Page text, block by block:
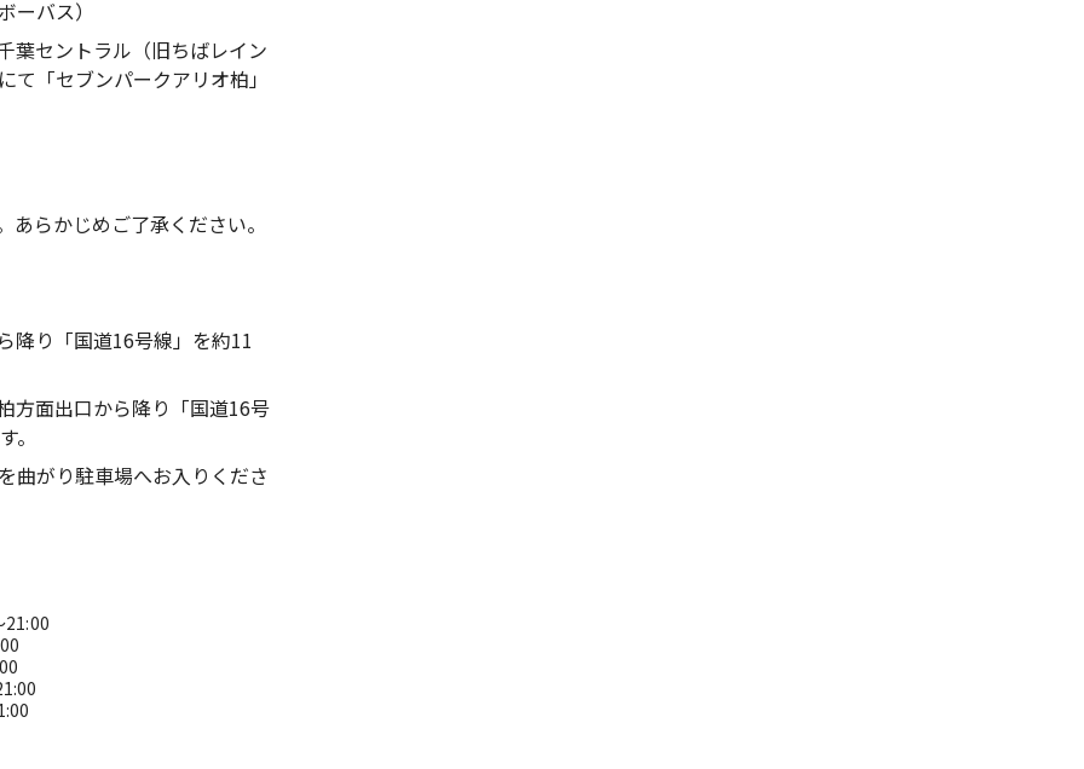
バス）
葉セントラル（旧ちばレイン
「セブンパークアリオ柏」
らかじめご了承ください。
降り「国道16号線」を約11
方面出口から降り「国道16号
。
曲がり駐車場へお入りくださ
21:00